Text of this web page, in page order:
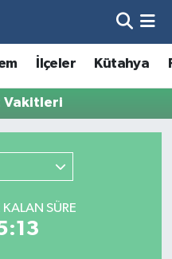
İlçeler Kütahya
Vakitleri
KALAN SÜRE